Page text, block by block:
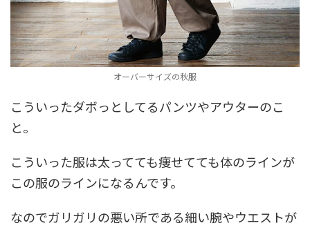
オーバーサイズの秋服
こういったダボっとしてるパンツやアウターのこ
と。
こういった服は太ってても痩せてても体のラインが
この服のラインになるんです。
なのでガリガリの悪い所である細い腕やウエストが